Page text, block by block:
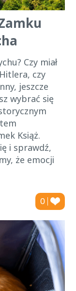
Czy miał
czy
jeszcze
wybrać się
Książ.
i sprawdź,
że emocji
0